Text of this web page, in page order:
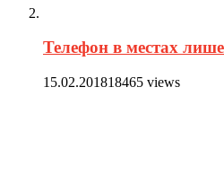
Телефон в местах
15.02.201818465 views